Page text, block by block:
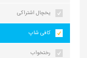
یخچال اشتراکی
کافی شاپ
رختخواب